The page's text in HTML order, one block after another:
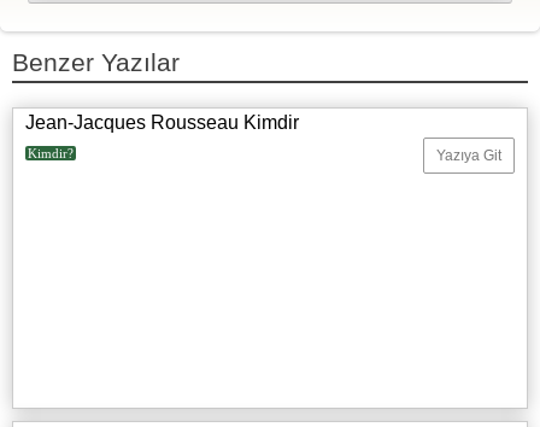
Benzer Yazılar
Jean-Jacques Rousseau Kimdir
Kimdir? Yazıya Git